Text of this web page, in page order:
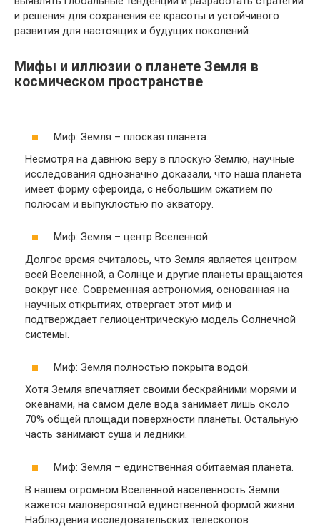
и решения для сохранения ее красоты и устойчивого
развития для настоящих и будущих поколений.
Мифы и иллюзии о планете Земля в
космическом пространстве
Миф: Земля – плоская планета.
Несмотря на давнюю веру в плоскую Землю, научные
исследования однозначно доказали, что наша планета
имеет форму сфероида, с небольшим сжатием по
полюсам и выпуклостью по экватору.
Миф: Земля – центр Вселенной.
Долгое время считалось, что Земля является центром
всей Вселенной, а Солнце и другие планеты вращаются
вокруг нее. Современная астрономия, основанная на
научных открытиях, отвергает этот миф и
подтверждает гелиоцентрическую модель Солнечной
системы.
Миф: Земля полностью покрыта водой.
Хотя Земля впечатляет своими бескрайними морями и
океанами, на самом деле вода занимает лишь около
70% общей площади поверхности планеты. Остальную
часть занимают суша и ледники.
Миф: Земля – единственная обитаемая планета.
В нашем огромном Вселенной населенность Земли
кажется маловероятной единственной формой жизни.
Наблюдения исследовательских телескопов